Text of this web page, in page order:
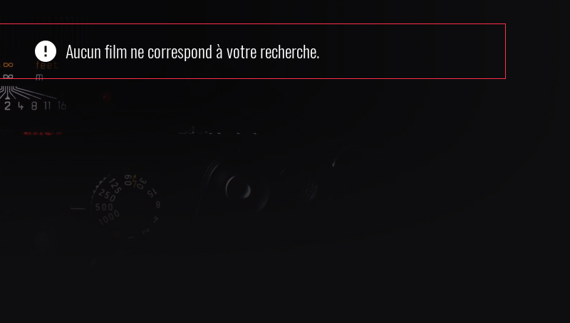
error Aucun film ne correspond à votre recherche.